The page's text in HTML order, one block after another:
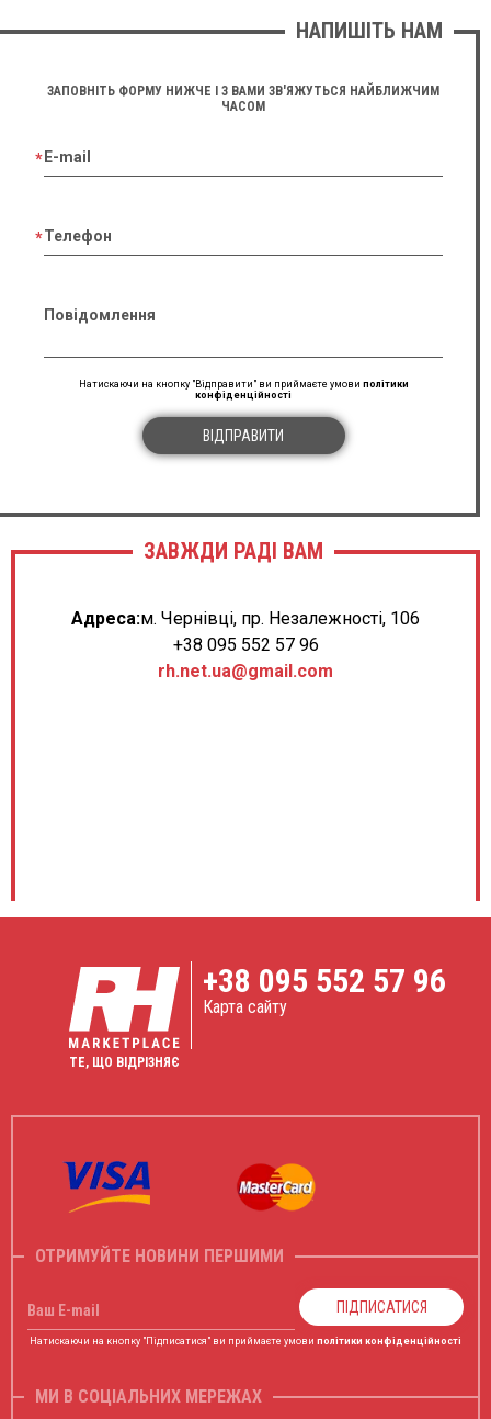
НАПИШІТЬ НАМ
ЗАПОВНІТЬ ФОРМУ НИЖЧЕ І З ВАМИ ЗВ'ЯЖУТЬСЯ НАЙБЛИЖЧИМ
ЧАСОМ
E-mail
Телефон
Повідомлення
Натискаючи на кнопку "Відправити" ви приймаєте умови політики
конфіденційності
ВІДПРАВИТИ
ЗАВЖДИ РАДІ ВАМ
Адреса:м. Чернівці, пр. Незалежності, 106
+38 095 552 57 96
rh.net.ua@gmail.com
ТЕ, ЩО ВІДРІЗНЯЄ
+38 095 552 57 96
Карта сайту
ОТРИМУЙТЕ НОВИНИ ПЕРШИМИ
Ваш E-mail ПІДПИСАТИСЯ
Натискаючи на кнопку "Підписатися" ви приймаєте умови політики конфіденційності
МИ В СОЦІАЛЬНИХ МЕРЕЖАХ